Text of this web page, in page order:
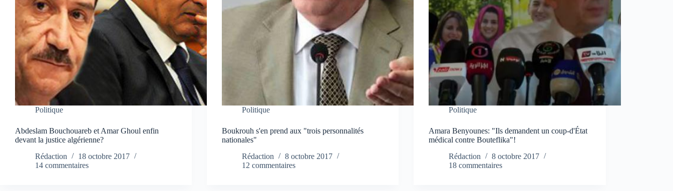
Politique
Abdeslam Bouchouareb et Amar Ghoul enfin
devant la justice algérienne?
Rédaction
18 octobre 2017
14 commentaires
Politique
Boukrouh s'en prend aux "trois personnalités
nationales"
Rédaction
8 octobre 2017
12 commentaires
Politique
Amara Benyounes: "Ils demandent un coup-d'État
médical contre Bouteflika"!
Rédaction
8 octobre 2017
18 commentaires